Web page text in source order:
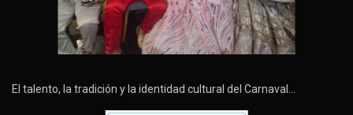
El talento, la tradición y la identidad cultural del Carnaval…